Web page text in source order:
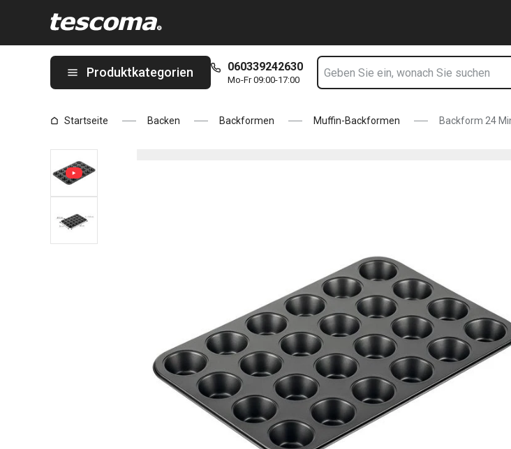
Produktkategorien 060339242630
Mo-Fr 09:00-17:00
Startseite Backen Backformen Muffin-Backformen Backform 24